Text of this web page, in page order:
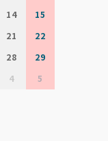
14
15
21
22
28
29
4 5